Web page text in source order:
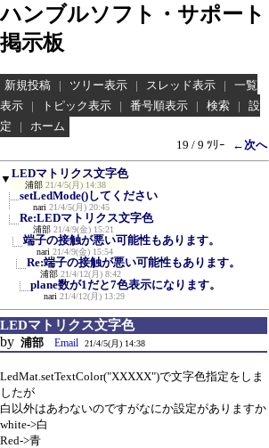
ハンブルソフト・サポート
掲示板
新規投稿 | ツリー表示 | スレッド表示 |
一覧
表示
| トピック表示 | 番号順表示 | 検索 |
設
定
|
ホーム
19 / 9 ﾂﾘｰ
←次へ
▼ LEDマトリクス文字色
浦部 21/4/5(月) 14:38
setLedMode()してください
nari 21/4/5(月) 20:45
Re:LEDマトリクス文字色
浦部 21/4/9(金) 15:21
端子の接触が悪い可能性もあります。
nari 21/4/9(金) 15:54
Re:端子の接触が悪い可能性もあります。
浦部 21/4/12(月) 8:42
plane数が1だと7色表示になります。
nari 21/4/12(月) 13:29
LEDマトリクス文字色
by 浦部 Email 21/4/5(月) 14:38
LedMat.setTextColor("XXXXX")で文字色指定をしま
したが
白以外はあわないのですがなにか設定がありますか
white->白
Red->青